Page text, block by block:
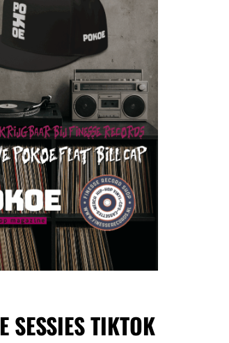
SESSIES TIKTOK